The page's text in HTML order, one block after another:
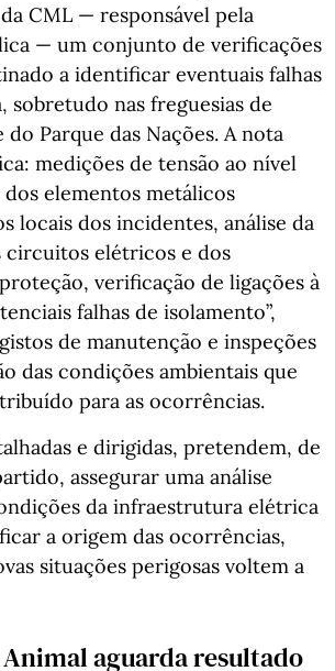
CML — responsável pela
— um conjunto de verificações
a identificar eventuais falhas
sobretudo nas freguesias de
Parque das Nações. A nota
medições de tensão ao nível
elementos metálicos
locais dos incidentes, análise da
circuitos elétricos e dos
verificação de ligações à
falhas de isolamento”,
de manutenção e inspeções
das condições ambientais que
para as ocorrências.
e dirigidas, pretendem, de
assegurar uma análise
da infraestrutura elétrica
a origem das ocorrências,
situações perigosas voltem a
aguarda resultado